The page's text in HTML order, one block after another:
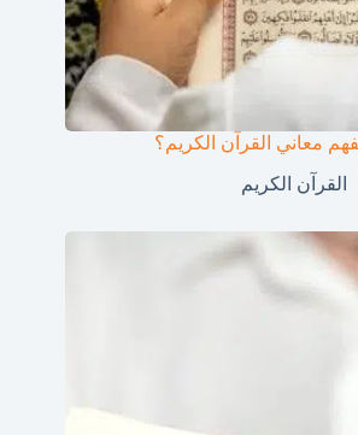
معاني القرآن الكريم؟
القرآن الكريم